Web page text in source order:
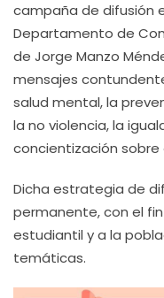
campaña de difusión
Departamento de
de Jorge Manzo
mensajes
salud mental, la
la no violencia, la
concientización sobre
Dicha estrategia de
permanente, con el
estudiantil y a la
temáticas.